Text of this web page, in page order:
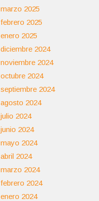
marzo 2025
febrero 2025
enero 2025
diciembre 2024
noviembre 2024
octubre 2024
septiembre 2024
agosto 2024
julio 2024
junio 2024
mayo 2024
abril 2024
marzo 2024
febrero 2024
enero 2024